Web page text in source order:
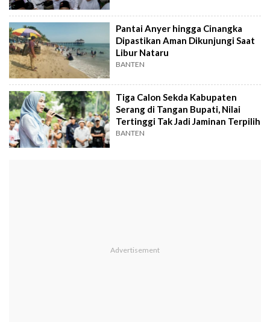
Pantai Anyer hingga Cinangka
Dipastikan Aman Dikunjungi Saat
Libur Nataru
BANTEN
Tiga Calon Sekda Kabupaten
Serang di Tangan Bupati, Nilai
Tertinggi Tak Jadi Jaminan Terpilih
BANTEN